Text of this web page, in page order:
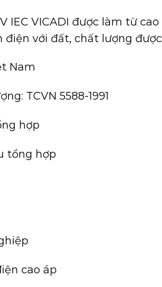
IEC VICADI được làm từ
điện với đất, chất lượng được
Nam
TCVN 5588-1991
hợp
tổng hợp
cao áp